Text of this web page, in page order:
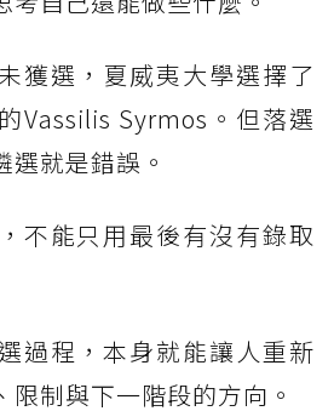
獲選，夏威夷大學選擇了
Vassilis Syrmos。但落選
就是錯誤。
不能只用最後有沒有錄取
過程，本身就能讓人重新
限制與下一階段的方向。